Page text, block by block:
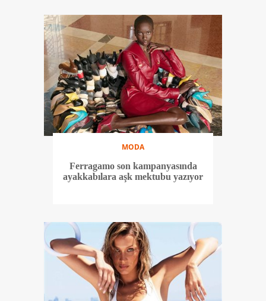
MODA
Ferragamo son kampanyasında
ayakkabılara aşk mektubu yazıyor